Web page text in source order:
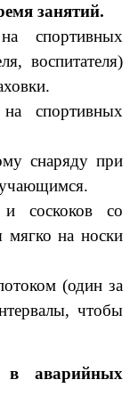
занятий.
спортивных
воспитателя)
спортивных
снаряду при
соскоков со
мягко на носки
(один за
чтобы
в аварийных